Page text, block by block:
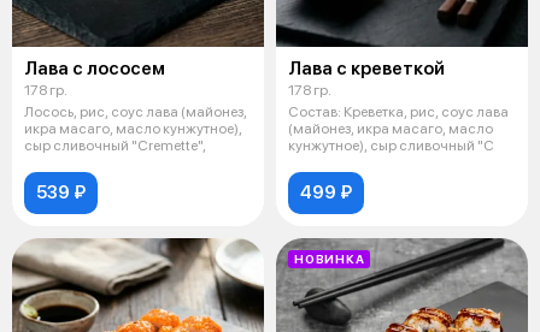
Лава с лососем
178 гр.
Лосось, рис, соус лава (майонез,
икра масаго, масло кунжутное),
сыр сливочный "Cremette",
539 ₽
Лава с креветкой
178 гр.
Состав: Креветка, рис, соус лава
(майонез, икра масаго, масло
кунжутное), сыр сливочный "C
499 ₽
НОВИНКА